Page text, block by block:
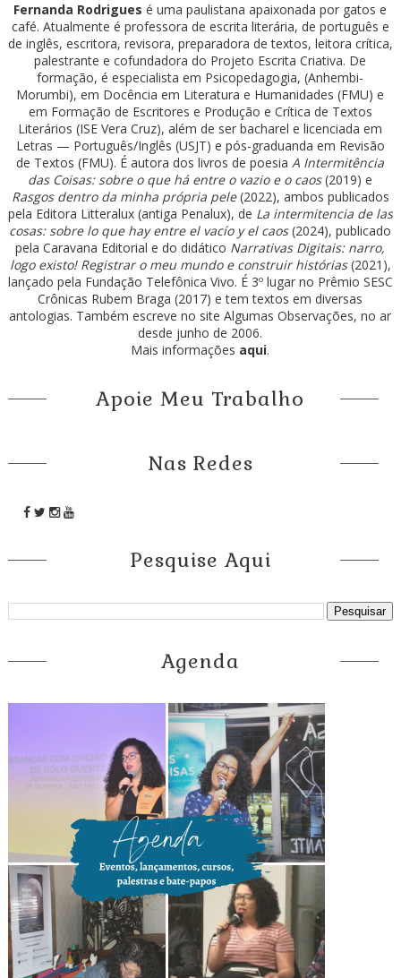
Fernanda Rodrigues é uma paulistana apaixonada por gatos e
café. Atualmente é professora de escrita literária, de português e
de inglês, escritora, revisora, preparadora de textos, leitora crítica,
palestrante e cofundadora do Projeto Escrita Criativa. De
formação, é especialista em Psicopedagogia, (Anhembi-
Morumbi), em Docência em Literatura e Humanidades (FMU) e
em Formação de Escritores e Produção e Crítica de Textos
Literários (ISE Vera Cruz), além de ser bacharel e licenciada em
Letras — Português/Inglês (USJT) e pós-graduanda em Revisão
de Textos (FMU). É autora dos livros de poesiaA Intermitência
das Coisas: sobre o que há entre o vazio e o caos(2019) e
Rasgos dentro da minha própria pele(2022), ambos publicados
pela Editora Litteralux (antiga Penalux), de La intermitencia de las
cosas: sobre lo que hay entre el vacío y el caos(2024), publicado
pela Caravana Editorial e do didático Narrativas Digitais: narro,
logo existo! Registrar o meu mundo e construir histórias(2021),
lançado pela Fundação Telefônica Vivo. É 3º lugar no Prêmio SESC
Crônicas Rubem Braga (2017) e tem textos em diversas
antologias. Também escreve no site Algumas Observações, no ar
desde junho de 2006.
Mais informações aqui.
Apoie Meu Trabalho
Nas Redes
Pesquise Aqui
Agenda